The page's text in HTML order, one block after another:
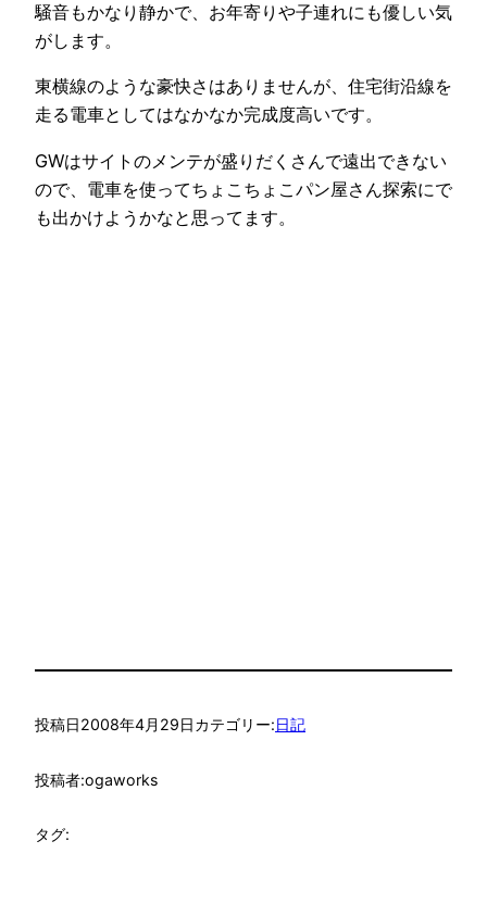
騒音もかなり静かで、お年寄りや子連れにも優しい気
がします。
東横線のような豪快さはありませんが、住宅街沿線を
走る電車としてはなかなか完成度高いです。
GWはサイトのメンテが盛りだくさんで遠出できない
ので、電車を使ってちょこちょこパン屋さん探索にで
も出かけようかなと思ってます。
投稿日2008年4月29日カテゴリー:日記
投稿者:ogaworks
タグ: